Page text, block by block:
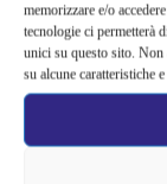
memorizzare e/o
tecnologie ci permetterà
unici su questo sito. Non
su alcune caratteristiche